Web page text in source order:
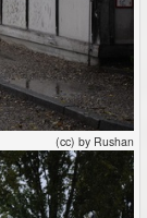
(cc) by Rushan